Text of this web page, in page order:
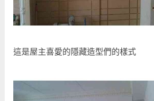
這是屋主喜愛的隱藏造型們的樣式